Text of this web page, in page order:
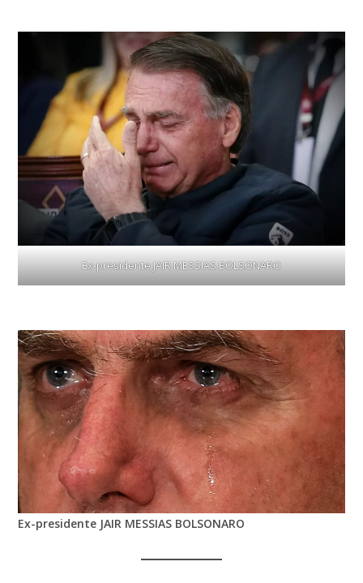
Ex-presidente JAIR MESSIAS BOLSONARO
Ex-presidente JAIR MESSIAS BOLSONARO